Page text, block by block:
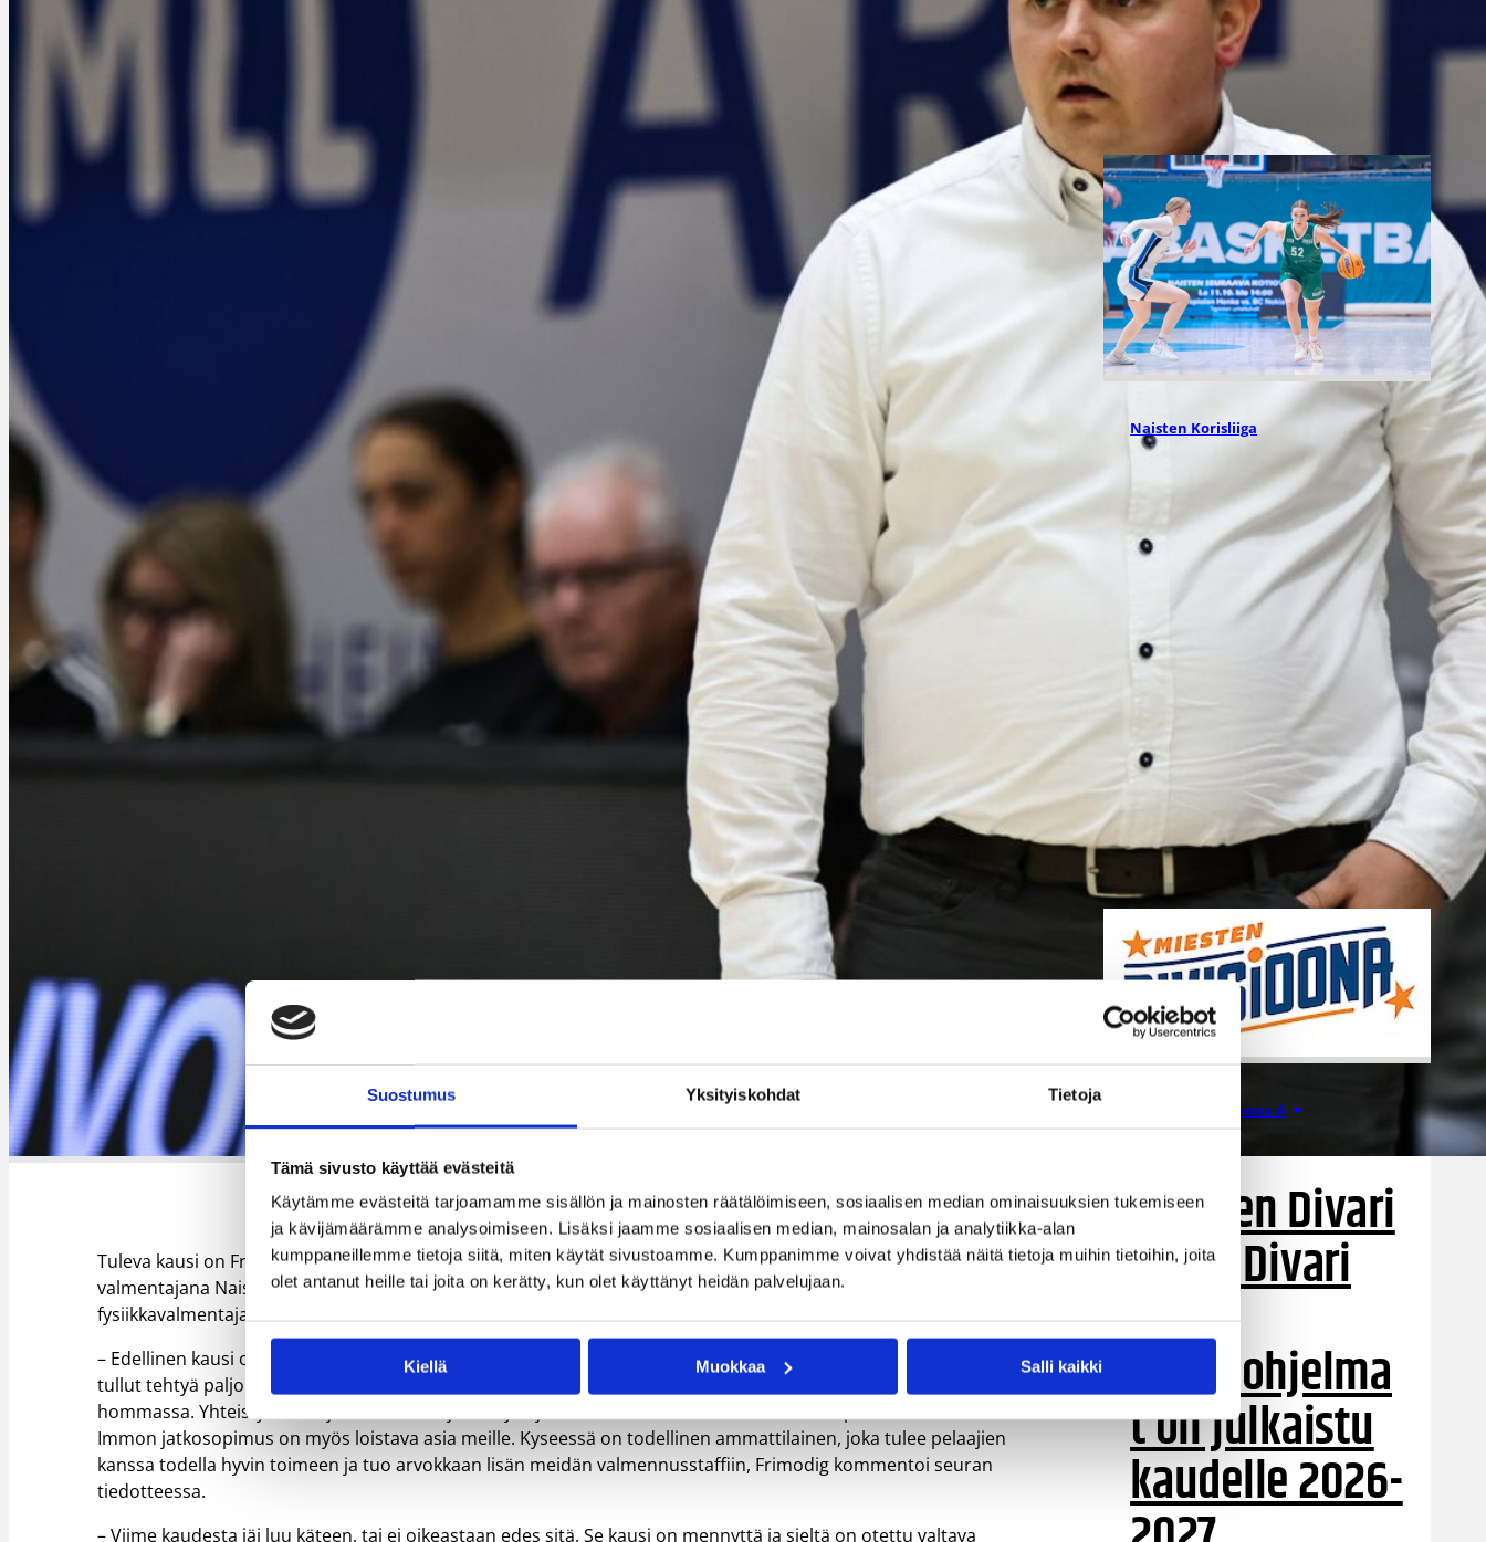
Suostumus Yksityiskohdat Tietoja
Tämä sivusto käyttää evästeitä
Käytämme evästeitä tarjoamamme sisällön ja mainosten räätälöimiseen, sosiaalisen median ominaisuuksien tukemiseen
ja kävijämäärämme analysoimiseen. Lisäksi jaamme sosiaalisen median, mainosalan ja analytiikka-alan
kumppaneillemme tietoja siitä, miten käytät sivustoamme. Kumppanimme voivat yhdistää näitä tietoja muihin tietoihin, joita
olet antanut heille tai joita on kerätty, kun olet käyttänyt heidän palvelujaan.
Kiellä Muokkaa Salli kaikki
Joonas Frimodig jatkaa Kouvottarien päävalmentajana. Kuva: Mikko Mäkelä
Tuleva kausi on Frimodigille kuudes Kouvottarien päävalmentajana ja Kukkosella alkaa kolmas kausi
valmentajana Naisten Korisliigassa. Immo Hietakalliolle tuleva kausi tulee olemaan toinen Kouvottarien
fysiikkavalmentajana.
– Edellinen kausi oli runkosarjan osalta onnistunut, mutta pudotuspeleissä pettymys oli suuri. Reflektointia on
tullut tehtyä paljon yksin sekä yhdessä Jussin kanssa ja ollaan taas yhden kauden kokeneempia tässä
hommassa. Yhteistyö on sujunut hienosti ja on hyvä jatkaa kohti tulevaa kautta tutun aisaparin kanssa.
Immon jatkosopimus on myös loistava asia meille. Kyseessä on todellinen ammattilainen, joka tulee pelaajien
kanssa todella hyvin toimeen ja tuo arvokkaan lisän meidän valmennusstaffiin, Frimodig kommentoi seuran
tiedotteessa.
– Viime kaudesta jäi luu käteen, tai ei oikeastaan edes sitä. Se kausi on mennyttä ja sieltä on otettu valtava
Emmanuelin kanssa. 25-vuotias
takapelaaja aloittaa neljännen
kautensa ammattilaiskentillä.
Naisten Korisliiga 27.07.2026 12:09
Ida Riihijärvi
jatkaa Hongan
naisissa
Tapiolan Hongan kasvatti ja
viime kaudella Naisten
Korisliigassa debytoinut Ida
Riihijärvi jatkaa Hongan naisten
edustusjoukkueessa myös
kaudella 2026-27.
Miesten I divisioona A
21.07.2026 07:12
Miesten Divari
A:n ja Divari
B:n
otteluohjelma
t on julkaistu
kaudelle 2026-